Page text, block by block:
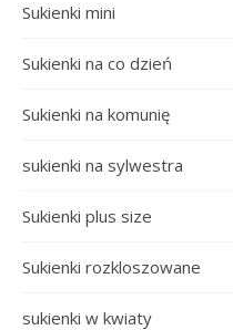
Sukienki mini
Sukienki na co dzień
Sukienki na komunię
sukienki na sylwestra
Sukienki plus size
Sukienki rozkloszowane
sukienki w kwiaty